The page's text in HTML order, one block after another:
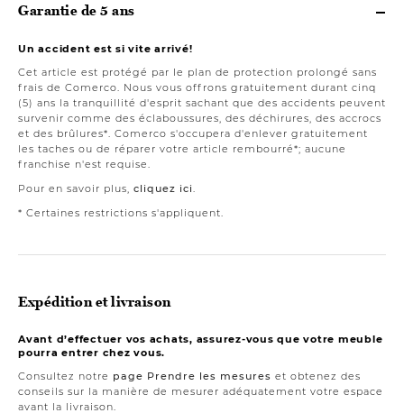
Garantie de 5 ans
Un accident est si vite arrivé!
Cet article est protégé par le plan de protection prolongé sans
frais de Comerco. Nous vous offrons gratuitement durant cinq
(5) ans la tranquillité d'esprit sachant que des accidents peuvent
survenir comme des éclaboussures, des déchirures, des accrocs
et des brûlures*. Comerco s'occupera d'enlever gratuitement
les taches ou de réparer votre article rembourré*; aucune
franchise n'est requise.
Pour en savoir plus, cliquez ici.
* Certaines restrictions s'appliquent.
Expédition et livraison
Avant d’effectuer vos achats, assurez-vous que votre meuble
pourra entrer chez vous.
Consultez notre page Prendre les mesures et obtenez des
conseils sur la manière de mesurer adéquatement votre espace
avant la livraison.